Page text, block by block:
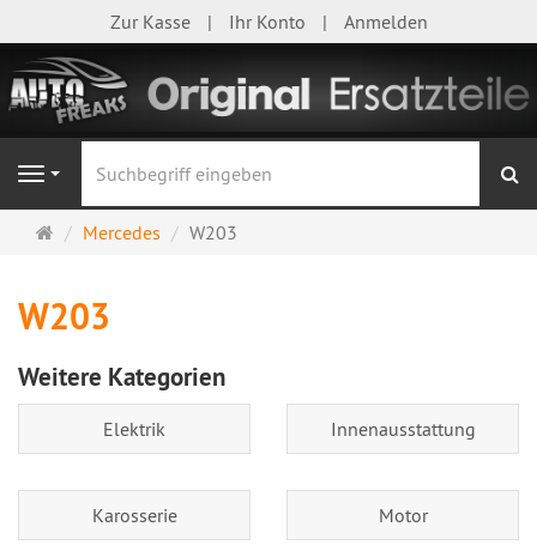
Zur Kasse Ihr Konto Anmelden
Navigation
Startseite
Mercedes W203
W203
Weitere Kategorien
Elektrik Innenausstattung
Karosserie Motor